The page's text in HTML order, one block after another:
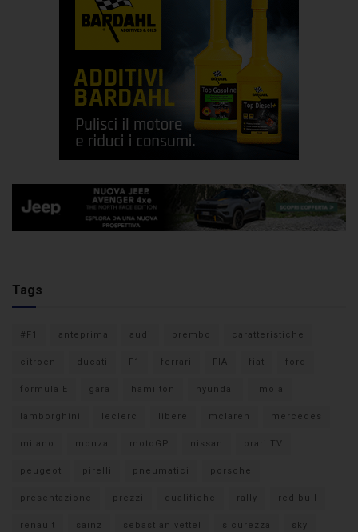
Tags
#F1 anteprima audi brembo caratteristiche
citroen ducati F1 ferrari FIA fiat ford
formula E gara hamilton hyundai imola
lamborghini leclerc libere mclaren mercedes
milano monza motoGP nissan orari TV
peugeot pirelli pneumatici porsche
presentazione prezzi qualifiche rally red bull
renault sainz sebastian vettel sicurezza sky